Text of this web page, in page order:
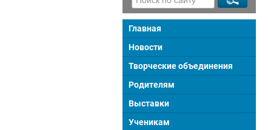
Главная
Новости
Творческие объединения
Родителям
Выставки
Ученикам